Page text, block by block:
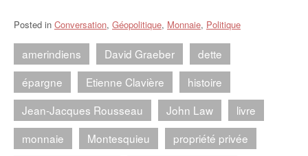
Posted in Conversation, Géopolitique, Monnaie, Politique
amerindiens David Graeber
dette
épargne
Etienne Clavière
histoire
Jean-Jacques Rousseau
John Law
livre
monnaie
Montesquieu
propriété privée